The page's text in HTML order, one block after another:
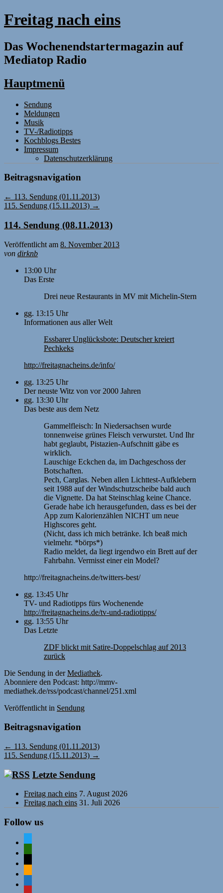
Freitag nach eins
Das Wochenendstartermagazin auf
Mediatop Radio
Hauptmenü
Zum
Inhalt
springen
Sendung
Meldungen
Musik
TV-/Radiotipps
Kochblogs Bestes
Impressum
Datenschutzerklärung
Beitragsnavigation
← 113. Sendung (01.11.2013)
115. Sendung (15.11.2013) →
114. Sendung (08.11.2013)
Veröffentlicht am 8. November 2013
von dirknb
13:00 Uhr
Das Erste
Drei neue Restaurants in MV mit Michelin-Stern
gg. 13:15 Uhr
Informationen aus aller Welt
Essbarer Unglücksbote: Deutscher kreiert
Pechkeks
http://freitagnacheins.de/info/
gg. 13:25 Uhr
Der neuste Witz von vor 2000 Jahren
gg. 13:30 Uhr
Das beste aus dem Netz
Gammelfleisch: In Niedersachsen wurde
tonnenweise grünes Fleisch verwurstet. Und Ihr
habt geglaubt, Pistazien-Aufschnitt gäbe es
wirklich.
Lauschige Eckchen da, im Dachgeschoss der
Botschaften.
Pech, Carglas. Neben allen Lichttest-Aufklebern
seit 1988 auf der Windschutzscheibe bald auch
die Vignette. Da hat Steinschlag keine Chance.
Gerade habe ich herausgefunden, dass es bei der
App zum Kalorienzählen NICHT um neue
Highscores geht.
(Nicht, dass ich mich betränke. Ich beaß mich
vielmehr. *börps*)
Radio meldet, da liegt irgendwo ein Brett auf der
Fahrbahn. Vermisst einer ein Model?
http://freitagnacheins.de/twitters-best/
gg. 13:45 Uhr
TV- und Radiotipps fürs Wochenende
http://freitagnacheins.de/tv-und-radiotipps/
gg. 13:55 Uhr
Das Letzte
ZDF blickt mit Satire-Doppelschlag auf 2013
zurück
Die Sendung in derMediathek.
Abonniere den Podcast: http://mmv-
mediathek.de/rss/podcast/channel/251.xml
Veröffentlicht in Sendung
Beitragsnavigation
← 113. Sendung (01.11.2013)
115. Sendung (15.11.2013) →
Letzte Sendung
Freitag nach eins 7. August 2026
Freitag nach eins 31. Juli 2026
Follow us